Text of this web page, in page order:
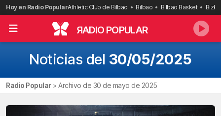
Saltar
al
contenido
Hoy en Radio PopularAthletic Club de Bilbao Bilbao Bilbao Basket
RADIO POPULAR
Noticias del 30/05/2025
Radio Popular» Archivo de 30 de mayo de 2025